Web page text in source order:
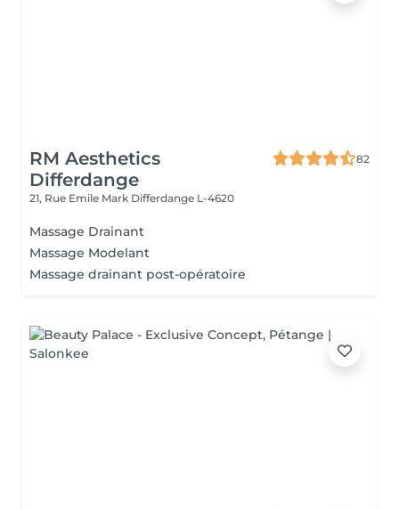
RM Aesthetics
Differdange
82
21, Rue Emile Mark Differdange L-4620
Massage Drainant
Massage Modelant
Massage drainant post-opératoire